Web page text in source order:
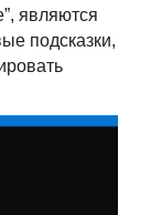
являются
подсказки,